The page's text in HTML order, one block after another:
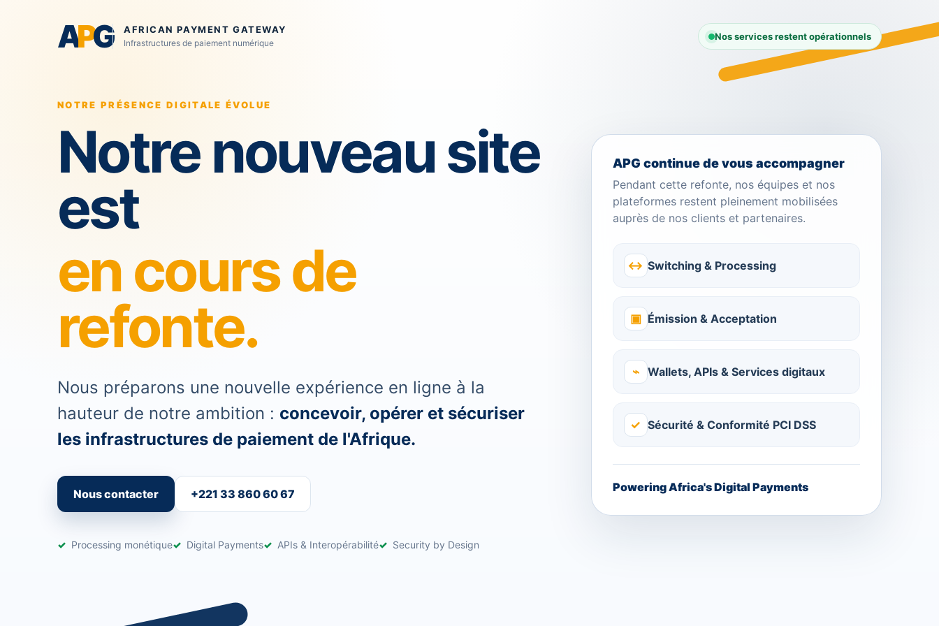
APG AFRICAN PAYMENT GATEWAY
Infrastructures de paiement numérique
Nos services restent opérationnels
NOTRE PRÉSENCE DIGITALE ÉVOLUE
Notre nouveau site
est
en cours de
refonte.
Nous préparons une nouvelle expérience en ligne à la
hauteur de notre ambition : concevoir, opérer et sécuriser
les infrastructures de paiement de l'Afrique.
Nous contacter +221 33 860 60 67
Processing monétique Digital Payments APIs & Interopérabilité Security by Design
APG continue de vous accompagner
Pendant cette refonte, nos équipes et nos
plateformes restent pleinement mobilisées
auprès de nos clients et partenaires.
↔ Switching & Processing
▣ Émission & Acceptation
⌁ Wallets, APIs & Services digitaux
✓ Sécurité & Conformité PCI DSS
Powering Africa's Digital Payments